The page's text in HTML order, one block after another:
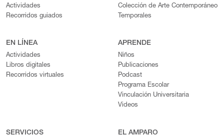
Actividades
Recorridos guiados
Colección de Arte Contemporáneo
Temporales
EN LÍNEA
Actividades
Libros digitales
Recorridos virtuales
APRENDE
Niños
Publicaciones
Podcast
Programa Escolar
Vinculación Universitaria
Videos
SERVICIOS EL AMPARO